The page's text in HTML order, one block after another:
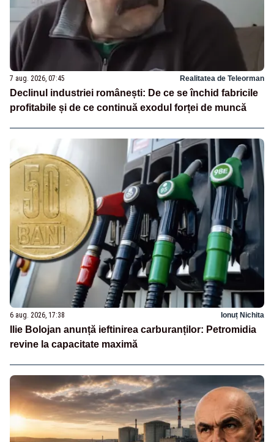
7 aug. 2026, 07:45 Realitatea de Teleorman
Declinul industriei românești: De ce se închid fabricile
profitabile și de ce continuă exodul forței de muncă
6 aug. 2026, 17:38 Ionuț Nichita
Ilie Bolojan anunță ieftinirea carburanților: Petromidia
revine la capacitate maximă